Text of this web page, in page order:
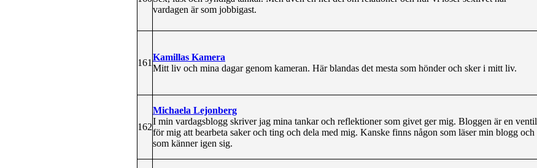
vardagen är som jobbigast.
161
Kamillas Kamera
Mitt liv och mina dagar genom kameran. Här blandas det mesta som hönder och sker i mitt liv.
162
Michaela Lejonberg
I min vardagsblogg skriver jag mina tankar och reflektioner som givet ger mig. Bloggen är en ventil
för mig att bearbeta saker och ting och dela med mig. Kanske finns någon som läser min blogg och
som känner igen sig.